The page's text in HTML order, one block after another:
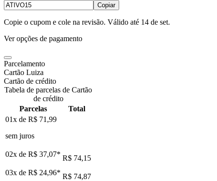
Copiar
Copie o cupom e cole na revisão. Válido até 14 de set.
Ver opções de pagamento
Parcelamento
Cartão Luiza
Cartão de crédito
Tabela de parcelas de Cartão
de crédito
Parcelas
Total
01x de R$ 71,99
sem juros
02x de R$ 37,07* R$ 74,15
03x de R$ 24,96* R$ 74,87